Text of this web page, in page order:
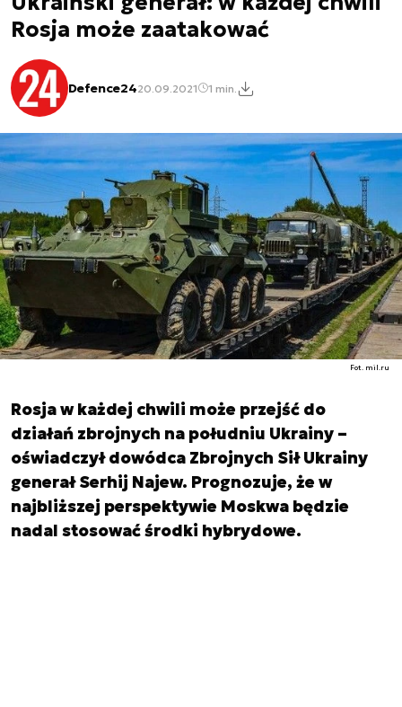
Rosja może zaatakować
Defence2420.09.2021 1 min.
Fot. mil.ru
Rosja w każdej chwili może przejść do
działań zbrojnych na południu Ukrainy –
oświadczył dowódca Zbrojnych Sił Ukrainy
generał Serhij Najew. Prognozuje, że w
najbliższej perspektywie Moskwa będzie
nadal stosować środki hybrydowe.